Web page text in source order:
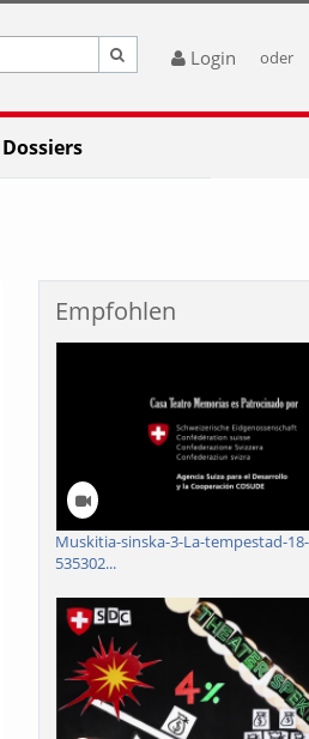
Login oder
Dossiers
Empfohlen
Muskitia-sinska-3-La-tempestad-
535302...